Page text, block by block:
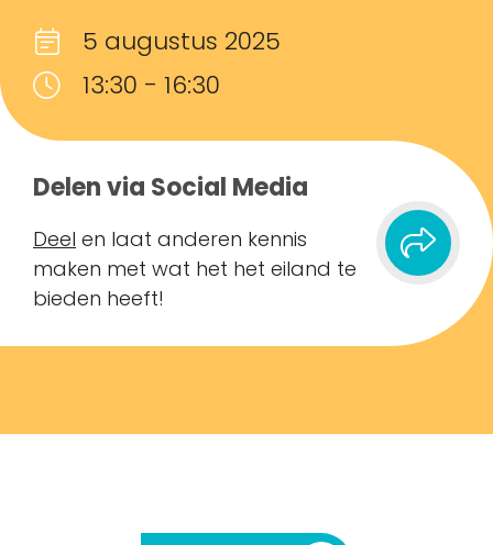
5 augustus 2025
13:30 - 16:30
Delen via Social Media
Deel en laat anderen kennis
maken met wat het het eiland te
bieden heeft!